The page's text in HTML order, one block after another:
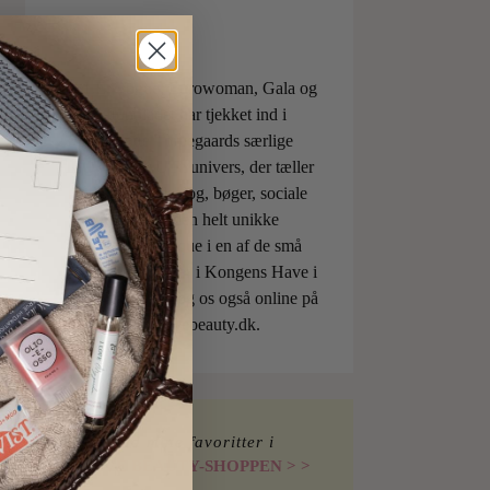
ELLE, Vogue, Eurowoman, Gala og
Aftonbladet har tjekket ind i
Charlotte Torpegaards særlige
ILOVEBEAUTYunivers, der tæller
både skønhedsblog, bøger, sociale
medier og den helt unikke
skønhedsboutique i en af de små
berømte pavilloner i Kongens Have i
København. Besøg os også online på
shop.ilovebeauty.dk.
Find mine favoritter i
I LOVE BEAUTY-SHOPPEN > >